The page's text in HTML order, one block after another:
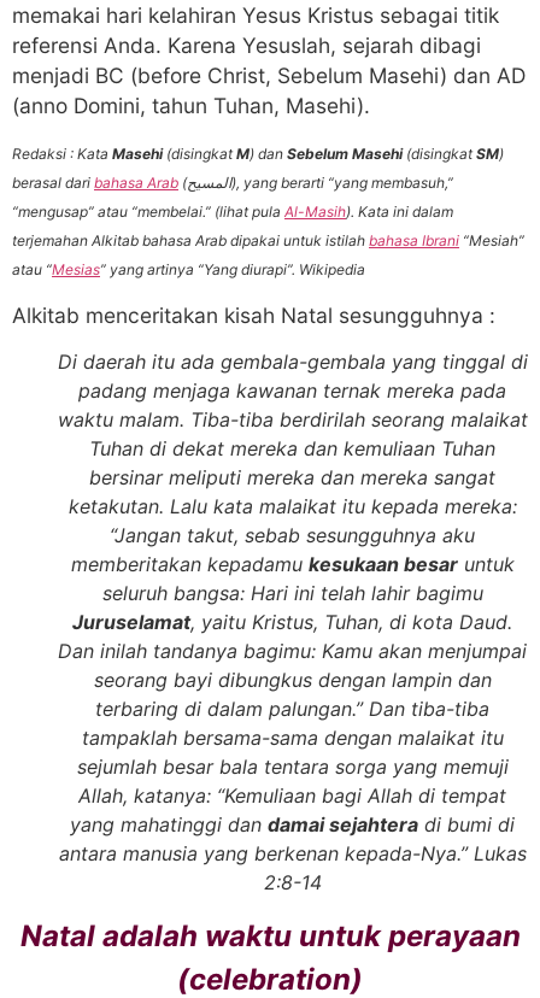
memakai hari kelahiran Yesus Kristus sebagai titik
referensi Anda. Karena Yesuslah, sejarah dibagi
menjadi BC (before Christ, Sebelum Masehi) dan AD
(anno Domini, tahun Tuhan, Masehi).
Redaksi : Kata Masehi(disingkatM) dan Sebelum Masehi(disingkatSM)
berasal dari bahasa Arab (المسيح), yang berarti “yang membasuh,”
“mengusap” atau “membelai.” (lihat pula Al-Masih). Kata ini dalam
terjemahan Alkitab bahasa Arab dipakai untuk istilah bahasa Ibrani “Mesiah”
atau “Mesias” yang artinya “Yang diurapi”. Wikipedia
Alkitab menceritakan kisah Natal sesungguhnya :
Di daerah itu ada gembala-gembala yang tinggal di
padang menjaga kawanan ternak mereka pada
waktu malam. Tiba-tiba berdirilah seorang malaikat
Tuhan di dekat mereka dan kemuliaan Tuhan
bersinar meliputi mereka dan mereka sangat
ketakutan. Lalu kata malaikat itu kepada mereka:
“Jangan takut, sebab sesungguhnya aku
memberitakan kepadamu kesukaan besaruntuk
seluruh bangsa: Hari ini telah lahir bagimu
Juruselamat, yaitu Kristus, Tuhan, di kota Daud.
Dan inilah tandanya bagimu: Kamu akan menjumpai
seorang bayi dibungkus dengan lampin dan
terbaring di dalam palungan.” Dan tiba-tiba
tampaklah bersama-sama dengan malaikat itu
sejumlah besar bala tentara sorga yang memuji
Allah, katanya: “Kemuliaan bagi Allah di tempat
yang mahatinggi dandamai sejahtera di bumi di
antara manusia yang berkenan kepada-Nya.” Lukas
2:8-14
Natal adalah waktu untuk perayaan
(celebration)